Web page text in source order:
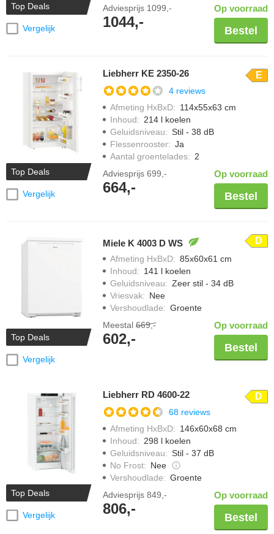
Top Deals
Vergelijk
Adviesprijs 1099,-
1044,-
Op voorraad
Bestel
Top Deals
Vergelijk
Liebherr KE 2350-26 E
4 reviews
Afmeting HxBxD: 114x55x63 cm
Inhoud: 214 l koelen
Geluidsniveau: Stil - 38 dB
Flessenrooster: Ja
Aantal groentelades: 2
Adviesprijs 699,-
664,-
Op voorraad
Bestel
Top Deals
Vergelijk
Miele K 4003 D WS D
Afmeting HxBxD: 85x60x61 cm
Inhoud: 141 l koelen
Geluidsniveau: Zeer stil - 34 dB
Vriesvak: Nee
Vershoudlade: Groente
Meestal 669,-
602,-
Op voorraad
Bestel
Top Deals
Vergelijk
Liebherr RD 4600-22 D
68 reviews
Afmeting HxBxD: 146x60x68 cm
Inhoud: 298 l koelen
Geluidsniveau: Stil - 37 dB
No Frost: Nee
Vershoudlade: Groente
Adviesprijs 849,-
806,-
Op voorraad
Bestel